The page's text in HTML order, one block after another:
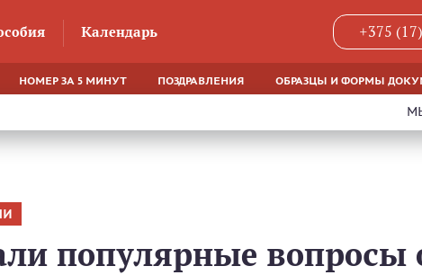
Календарь +375
НОМЕР ЗА 5 МИНУТ ПОЗДРАВЛЕНИЯ ОБРАЗЦЫ И ФОРМЫ
популярные вопросы